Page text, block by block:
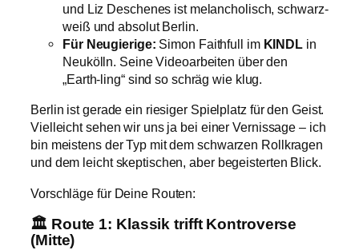
und Liz Deschenes ist melancholisch, schwarz-
weiß und absolut Berlin.
Für Neugierige: Simon Faithfull im KINDL in
Neukölln. Seine Videoarbeiten über den
„Earth-ling“ sind so schräg wie klug.
Berlin ist gerade ein riesiger Spielplatz für den Geist.
Vielleicht sehen wir uns ja bei einer Vernissage – ich
bin meistens der Typ mit dem schwarzen Rollkragen
und dem leicht skeptischen, aber begeisterten Blick.
Vorschläge für Deine Routen:
🏛️ Route 1: Klassik trifft Kontroverse
(Mitte)